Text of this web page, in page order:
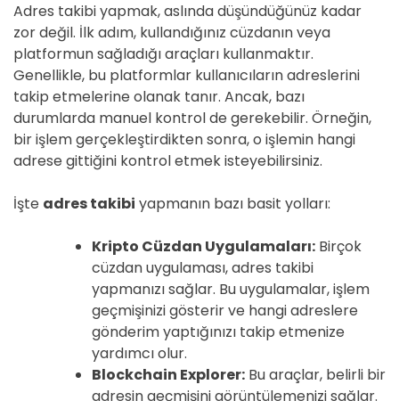
Adres takibi yapmak, aslında düşündüğünüz kadar
zor değil. İlk adım, kullandığınız cüzdanın veya
platformun sağladığı araçları kullanmaktır.
Genellikle, bu platformlar kullanıcıların adreslerini
takip etmelerine olanak tanır. Ancak, bazı
durumlarda manuel kontrol de gerekebilir. Örneğin,
bir işlem gerçekleştirdikten sonra, o işlemin hangi
adrese gittiğini kontrol etmek isteyebilirsiniz.
İşte adres takibi yapmanın bazı basit yolları:
Kripto Cüzdan Uygulamaları: Birçok
cüzdan uygulaması, adres takibi
yapmanızı sağlar. Bu uygulamalar, işlem
geçmişinizi gösterir ve hangi adreslere
gönderim yaptığınızı takip etmenize
yardımcı olur.
Blockchain Explorer: Bu araçlar, belirli bir
adresin geçmişini görüntülemenizi sağlar.